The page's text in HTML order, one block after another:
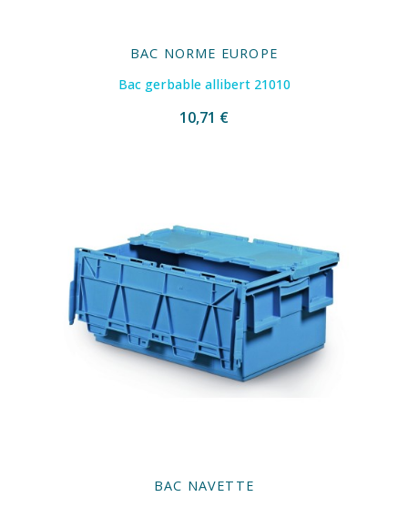
BAC NORME EUROPE
Bac gerbable allibert 21010
10,71 €
BAC NAVETTE